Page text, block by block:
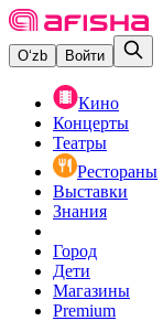
O‘zb Войти
Кино
Концерты
Театры
Рестораны
Выставки
Знания
Город
Дети
Магазины
Premium